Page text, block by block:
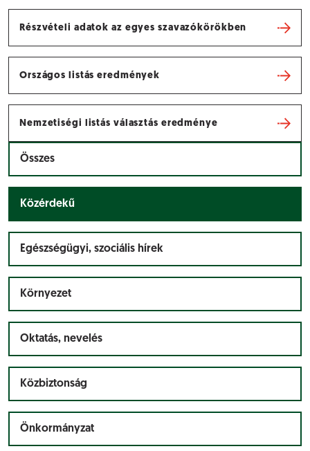
Részvételi adatok az egyes szavazókörökben
Országos listás eredmények
Nemzetiségi listás választás eredménye
Összes
Közérdekű
Egészségügyi, szociális hírek
Környezet
Oktatás, nevelés
Közbiztonság
Önkormányzat